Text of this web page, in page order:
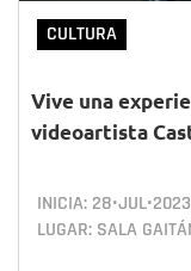
CULTURA
Vive una
videoartista
INICIA: 28•JUL•2023
LUGAR: SALA